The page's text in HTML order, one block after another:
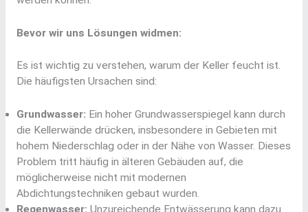
Bevor wir uns Lösungen widmen:
Es ist wichtig zu verstehen, warum der Keller feucht ist.
Die häufigsten Ursachen sind:
Grundwasser: Ein hoher Grundwasserspiegel kann durch
die Kellerwände drücken, insbesondere in Gebieten mit
hohem Niederschlag oder in der Nähe von Wasser. Dieses
Problem tritt häufig in älteren Gebäuden auf, die
möglicherweise nicht mit modernen
Abdichtungstechniken gebaut wurden.
Regenwasser: Unzureichende Entwässerung kann dazu